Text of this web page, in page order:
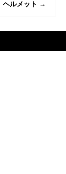
ヘルメット →